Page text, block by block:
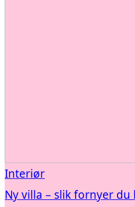
Interiør
Ny villa – slik fornyer